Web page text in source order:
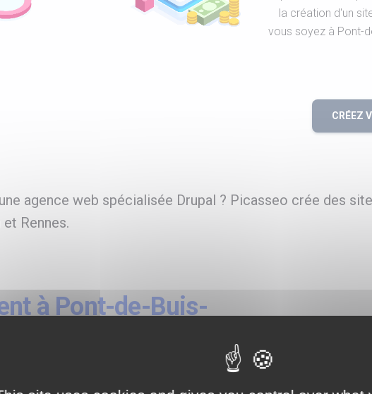
la création d'un
vous soyez à Pont-
CRÉEZ
agence web spécialisée Drupal ? Picasseo crée des
Rennes.
à Pont-de-Buis-
en